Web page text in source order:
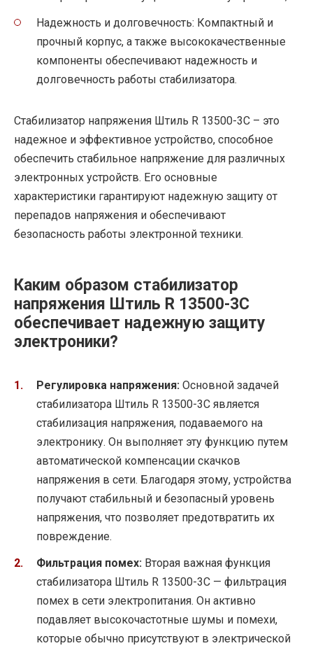
Надежность и долговечность: Компактный и
прочный корпус, а также высококачественные
компоненты обеспечивают надежность и
долговечность работы стабилизатора.
Стабилизатор напряжения Штиль R 13500-3C – это
надежное и эффективное устройство, способное
обеспечить стабильное напряжение для различных
электронных устройств. Его основные
характеристики гарантируют надежную защиту от
перепадов напряжения и обеспечивают
безопасность работы электронной техники.
Каким образом стабилизатор
напряжения Штиль R 13500-3C
обеспечивает надежную защиту
электроники?
Регулировка напряжения: Основной задачей
стабилизатора Штиль R 13500-3C является
стабилизация напряжения, подаваемого на
электронику. Он выполняет эту функцию путем
автоматической компенсации скачков
напряжения в сети. Благодаря этому, устройства
получают стабильный и безопасный уровень
напряжения, что позволяет предотвратить их
повреждение.
Фильтрация помех: Вторая важная функция
стабилизатора Штиль R 13500-3C — фильтрация
помех в сети электропитания. Он активно
подавляет высокочастотные шумы и помехи,
которые обычно присутствуют в электрической